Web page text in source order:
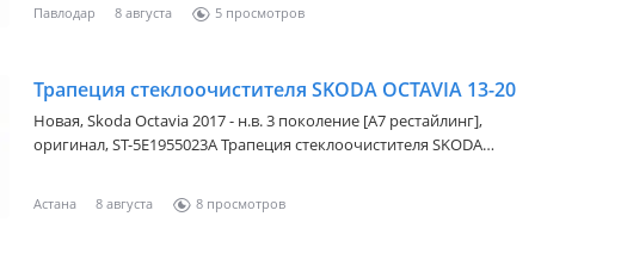
Павлодар 8 августа 5
Трапеция стеклоочистителя SKODA OCTAVIA 13-20
Новая,Skoda Octavia 2017 - н.в. 3 поколение [A7 рестайлинг],
оригинал, ST-5E1955023A Трапеция стеклоочистителя SKODA
Астана 8 августа 8